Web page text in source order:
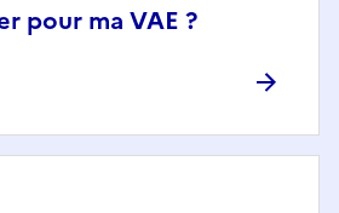
pour ma VAE ?